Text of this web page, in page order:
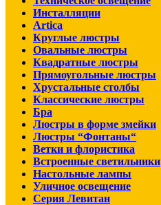
Инсталляции
Artica
Круглые люстры
Овальные люстры
Квадратные люстры
Прямоугольные люстры
Хрустальные столбы
Классические люстры
Бра
Люстры в форме змейки
Люстры “Фонтаны“
Ветки и флористика
Встроенные светильники
Настольные лампы
Уличное освещение
Серия Левитан